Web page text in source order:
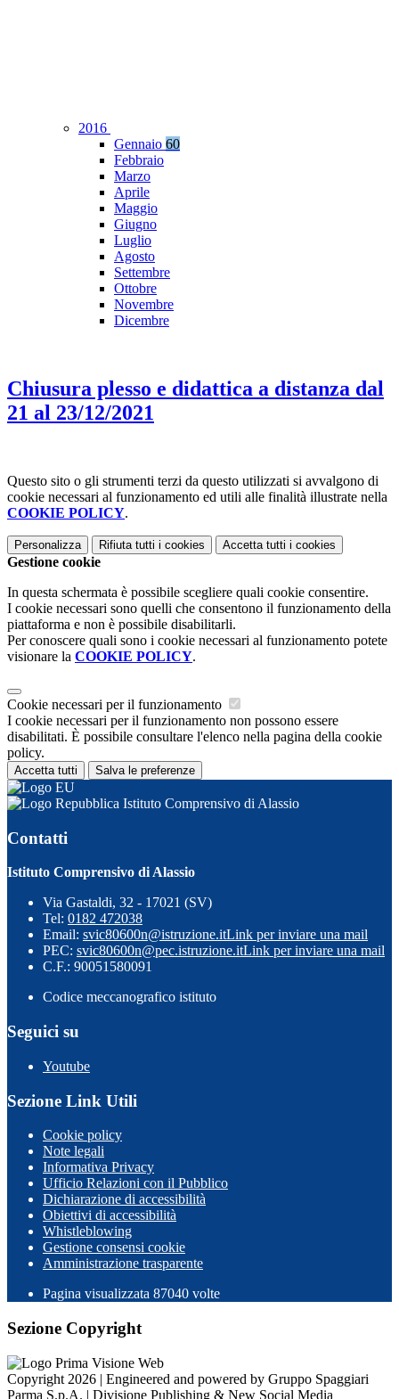
2016
Gennaio 60
Febbraio
Marzo
Aprile
Maggio
Giugno
Luglio
Agosto
Settembre
Ottobre
Novembre
Dicembre
Chiusura plesso e didattica a distanza dal
21 al 23/12/2021
Questo sito o gli strumenti terzi da questo utilizzati si avvalgono di
cookie necessari al funzionamento ed utili alle finalità illustrate nella
COOKIE POLICY.
Personalizza Rifiuta tutti i cookies Accetta tutti i cookies
Gestione cookie
In questa schermata è possibile scegliere quali cookie consentire.
I cookie necessari sono quelli che consentono il funzionamento della
piattaforma e non è possibile disabilitarli.
Per conoscere quali sono i cookie necessari al funzionamento potete
visionare la COOKIE POLICY.
Cookie necessari per il funzionamento
I cookie necessari per il funzionamento non possono essere
disabilitati. È possibile consultare l'elenco nella pagina della cookie
policy.
Accetta tutti Salva le preferenze
Istituto Comprensivo di Alassio
Contatti
Istituto Comprensivo di Alassio
Via Gastaldi, 32 - 17021 (SV)
Tel: 0182 472038
Email: svic80600n@istruzione.itLink per inviare una mail
PEC: svic80600n@pec.istruzione.itLink per inviare una mail
C.F.: 90051580091
Codice meccanografico istituto
Seguici su
Youtube
Sezione Link Utili
Cookie policy
Note legali
Informativa Privacy
Ufficio Relazioni con il Pubblico
Dichiarazione di accessibilità
Obiettivi di accessibilità
Whistleblowing
Gestione consensi cookie
Amministrazione trasparente
Pagina visualizzata 87040 volte
Sezione Copyright
Copyright 2026 | Engineered and powered by Gruppo Spaggiari
Parma S.p.A. | Divisione Publishing & New Social Media